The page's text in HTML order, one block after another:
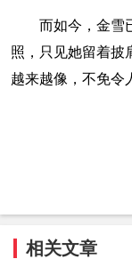
而如今，金雪已
照，只见她留着披
越来越像，不免令
相关文章